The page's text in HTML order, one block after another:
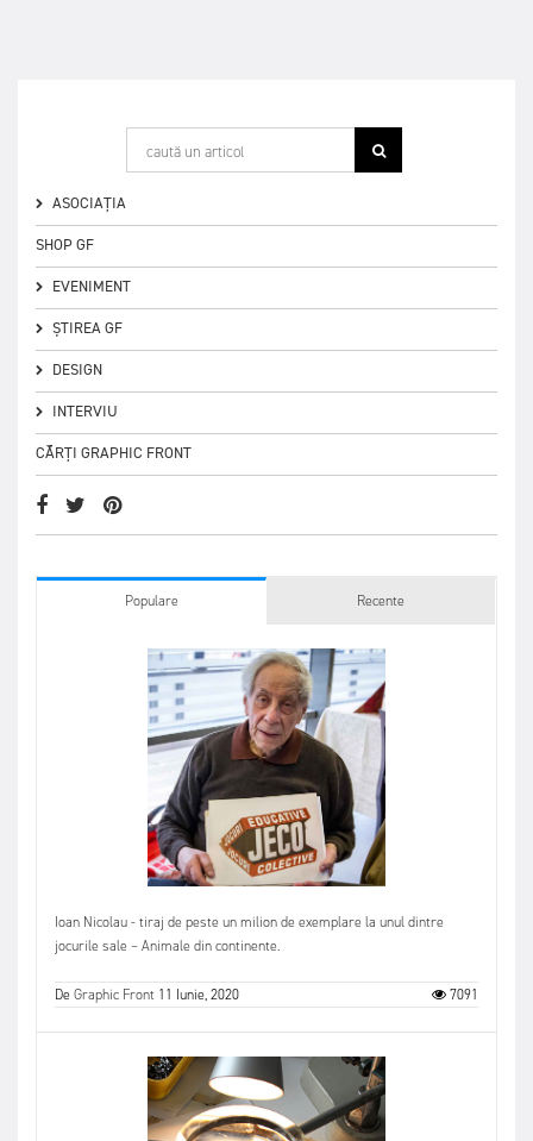
ASOCIAȚIA
SHOP GF
EVENIMENT
ȘTIREA GF
DESIGN
INTERVIU
CĂRȚI GRAPHIC FRONT
Populare Recente
Ioan Nicolau - tiraj de peste un milion de exemplare la unul dintre
jocurile sale – Animale din continente.
DeGraphic Front 11 Iunie, 2020 7091